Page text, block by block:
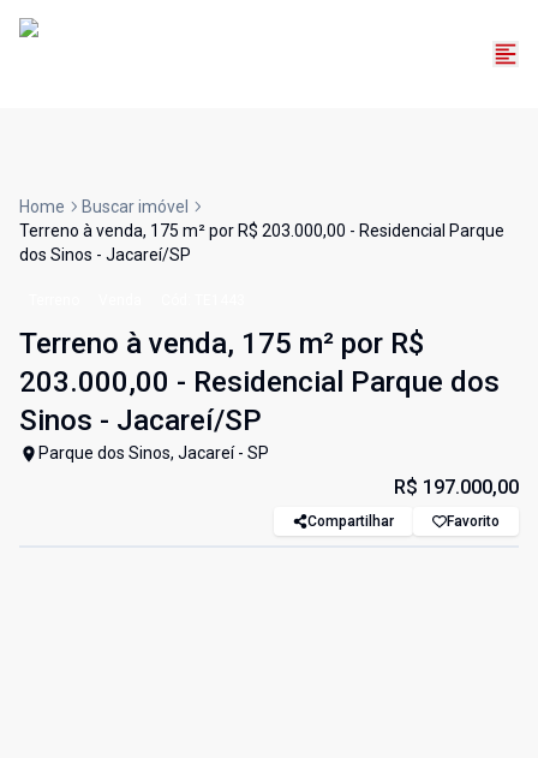
Home
Buscar imóvel
Terreno à venda, 175 m² por R$ 203.000,00 - Residencial Parque
dos Sinos - Jacareí/SP
Terreno à venda, 175 m² por R$
203.000,00 - Residencial Parque dos
Sinos - Jacareí/SP
Parque dos Sinos, Jacareí - SP
R$ 197.000,00
Compartilhar Favorito